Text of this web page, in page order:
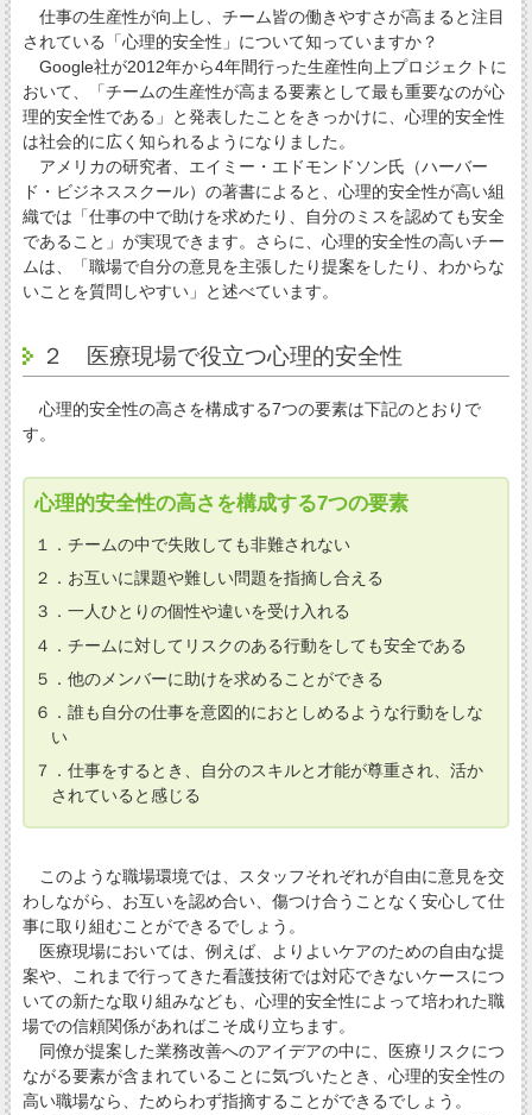
仕事の生産性が向上し、チーム皆の働きやすさが高まると注目
されている「心理的安全性」について知っていますか？
Google社が2012年から4年間行った生産性向上プロジェクトに
おいて、「チームの生産性が高まる要素として最も重要なのが心
理的安全性である」と発表したことをきっかけに、心理的安全性
は社会的に広く知られるようになりました。
アメリカの研究者、エイミー・エドモンドソン氏（ハーバー
ド・ビジネススクール）の著書によると、心理的安全性が高い組
織では「仕事の中で助けを求めたり、自分のミスを認めても安全
であること」が実現できます。さらに、心理的安全性の高いチー
ムは、「職場で自分の意見を主張したり提案をしたり、わからな
いことを質問しやすい」と述べています。
２ 医療現場で役立つ心理的安全性
心理的安全性の高さを構成する7つの要素は下記のとおりで
す。
心理的安全性の高さを構成する7つの要素
１．チームの中で失敗しても非難されない
２．お互いに課題や難しい問題を指摘し合える
３．一人ひとりの個性や違いを受け入れる
４．チームに対してリスクのある行動をしても安全である
５．他のメンバーに助けを求めることができる
６．誰も自分の仕事を意図的におとしめるような行動をしな
い
７．仕事をするとき、自分のスキルと才能が尊重され、活か
されていると感じる
このような職場環境では、スタッフそれぞれが自由に意見を交
わしながら、お互いを認め合い、傷つけ合うことなく安心して仕
事に取り組むことができるでしょう。
医療現場においては、例えば、よりよいケアのための自由な提
案や、これまで行ってきた看護技術では対応できないケースにつ
いての新たな取り組みなども、心理的安全性によって培われた職
場での信頼関係があればこそ成り立ちます。
同僚が提案した業務改善へのアイデアの中に、医療リスクにつ
ながる要素が含まれていることに気づいたとき、心理的安全性の
高い職場なら、ためらわず指摘することができるでしょう。